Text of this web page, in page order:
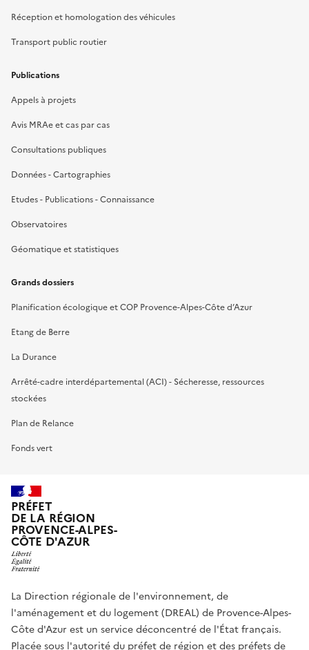
Réception et homologation des véhicules
Transport public routier
Publications
Appels à projets
Avis MRAe et cas par cas
Consultations publiques
Données - Cartographies
Etudes - Publications - Connaissance
Observatoires
Géomatique et statistiques
Grands dossiers
Planification écologique et COP Provence-Alpes-Côte d’Azur
Etang de Berre
La Durance
Arrêté-cadre interdépartemental (ACI) - Sécheresse, ressources
stockées
Plan de Relance
Fonds vert
PRÉFET
DE LA RÉGION
PROVENCE-ALPES-
CÔTE D'AZUR
La Direction régionale de l'environnement, de
l'aménagement et du logement (DREAL) de Provence-Alpes-
Côte d'Azur est un service déconcentré de l'État français.
Placée sous l'autorité du préfet de région et des préfets de